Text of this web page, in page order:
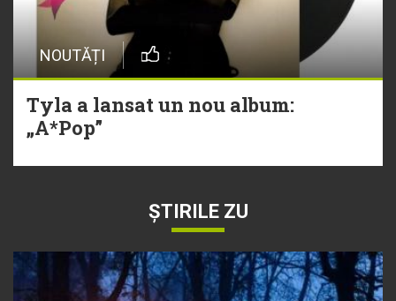
NOUTĂȚI
Tyla a lansat un nou album:
„A*Pop”
ȘTIRILE ZU